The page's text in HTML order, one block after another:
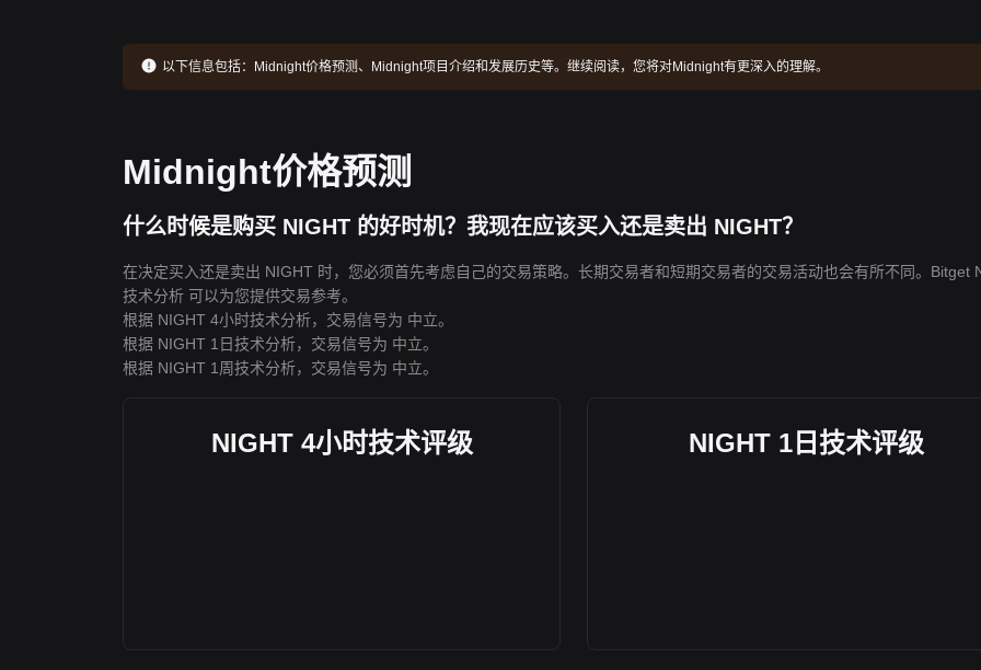
以下信息包括： Midnight价格预测、Midnight项目介绍和发展历史等。继续阅读，您将对Midnight有更深入的理解。
Midnight价格预测
什么时候是购买 NIGHT 的好时机？我现在应该买入还是卖出 NIGHT？
在决定买入还是卖出 NIGHT 时，您必须首先考虑自己的交易策略。长期交易者和短期交易者的交易活动也会有所不同。Bitget
技术分析 可以为您提供交易参考。
根据 NIGHT 4小时技术分析，交易信号为 中立。
根据 NIGHT 1日技术分析，交易信号为 中立。
根据 NIGHT 1周技术分析，交易信号为 中立。
NIGHT 4小时技术评级 NIGHT 1日技术评级